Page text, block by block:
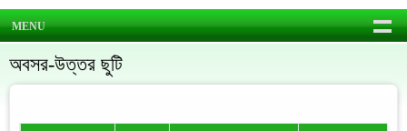
MENU
অবসর-উত্তর ছুটি